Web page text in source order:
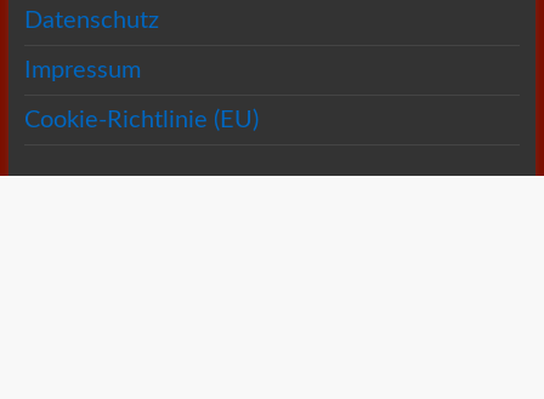
Datenschutz
Impressum
Cookie-Richtlinie (EU)